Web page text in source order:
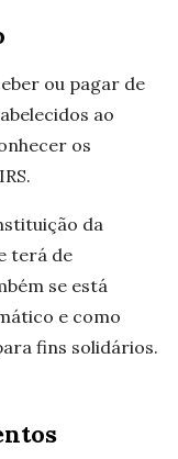
ou pagar de
ao
os
da
terá de
se está
e como
fins solidários.